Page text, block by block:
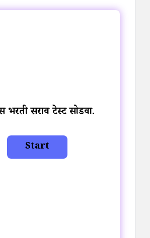
भरती सराव टेस्ट सोडवा.